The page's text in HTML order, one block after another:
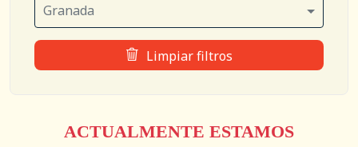
Granada
Limpiar filtros
ACTUALMENTE ESTAMOS